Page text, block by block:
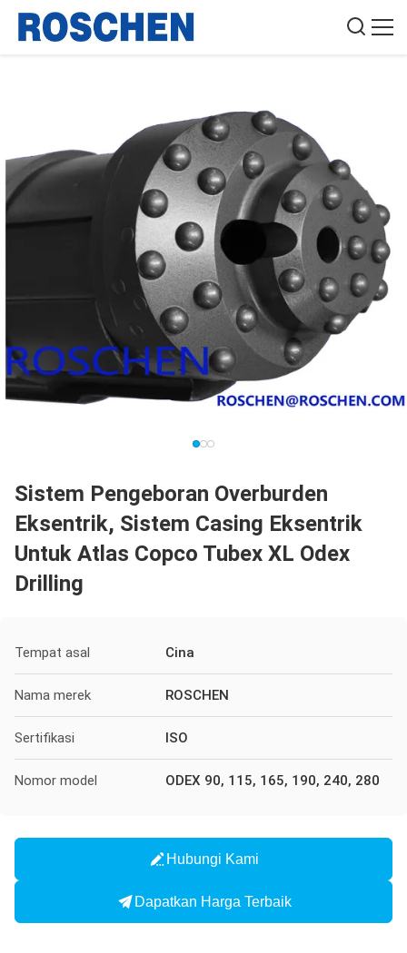
Sistem Pengeboran Overburden
Eksentrik, Sistem Casing Eksentrik
Untuk Atlas Copco Tubex XL Odex
Drilling
Tempat asal Cina
Nama merek ROSCHEN
Sertifikasi ISO
Nomor model ODEX 90, 115, 165, 190, 240, 280
Hubungi Kami
Dapatkan Harga Terbaik